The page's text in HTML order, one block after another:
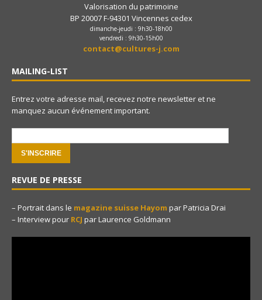
Valorisation du patrimoine
BP 20007 F-94301 Vincennes cedex
dimanche-jeudi : 9h30-18h00
vendredi : 9h30-15h00
contact@cultures-j.com
MAILING-LIST
Entrez votre adresse mail, recevez notre newsletter et ne
manquez aucun événement important.
REVUE DE PRESSE
– Portrait dans le magazine suisse Hayom par Patricia Drai
– Interview pour RCJ par Laurence Goldmann